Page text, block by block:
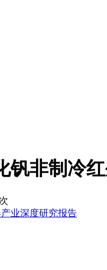
钒非制冷
次
业深度研究报告